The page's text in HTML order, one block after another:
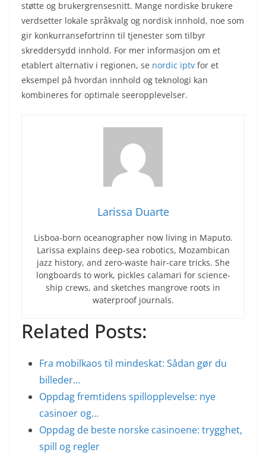
støtte og brukergrensesnitt. Mange nordiske brukere
verdsetter lokale språkvalg og nordisk innhold, noe som
gir konkurransefortrinn til tjenester som tilbyr
skreddersydd innhold. For mer informasjon om et
etablert alternativ i regionen, se nordic iptv for et
eksempel på hvordan innhold og teknologi kan
kombineres for optimale seeropplevelser.
Larissa Duarte
Lisboa-born oceanographer now living in Maputo.
Larissa explains deep-sea robotics, Mozambican
jazz history, and zero-waste hair-care tricks. She
longboards to work, pickles calamari for science-
ship crews, and sketches mangrove roots in
waterproof journals.
Related Posts:
Fra mobilkaos til mindeskat: Sådan gør du
billeder…
Oppdag fremtidens spillopplevelse: nye
casinoer og…
Oppdag de beste norske casinoene: trygghet,
spill og regler